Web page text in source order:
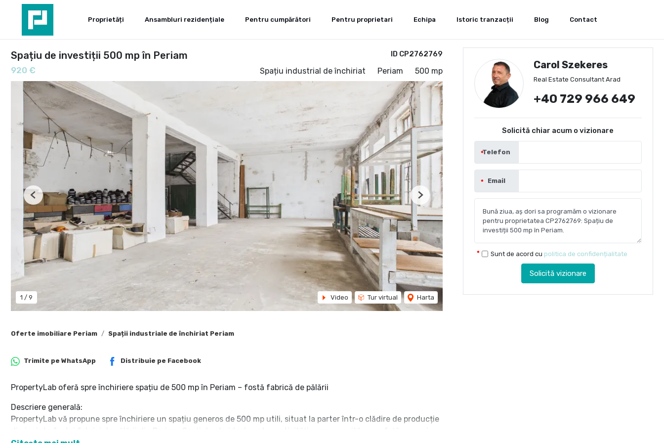
Proprietăți Ansambluri rezidențiale Pentru cumpărători Pentru proprietari Echipa Istoric tranzacții Blog Contact
ID CP2762769
Spațiu de investiții 500 mp în Periam
920 € Spațiu industrial de închiriat Periam 500 mp
1 / 9 Video Tur virtual Harta
Previous Next
Oferte imobiliare Periam Spații industriale de închiriat Periam
Trimite pe WhatsApp Distribuie pe Facebook
PropertyLab oferă spre închiriere spațiu de 500 mp în Periam – fostă fabrică de pălării
Descriere generală:
PropertyLab vă propune spre închiriere un spațiu generos de 500 mp utili, situat la parter într-o clădire de producție
Carol Szekeres
Real Estate Consultant Arad
+40 729 966 649
Solicită chiar acum o vizionare
Telefon
Email
Sunt de acord cu politica de confidențialitate
Solicită vizionare